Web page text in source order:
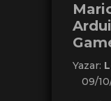
Yazar:
09/